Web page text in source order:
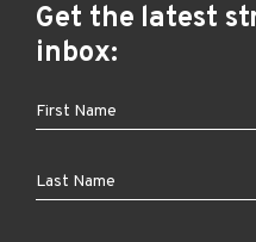
Get the latest
inbox: